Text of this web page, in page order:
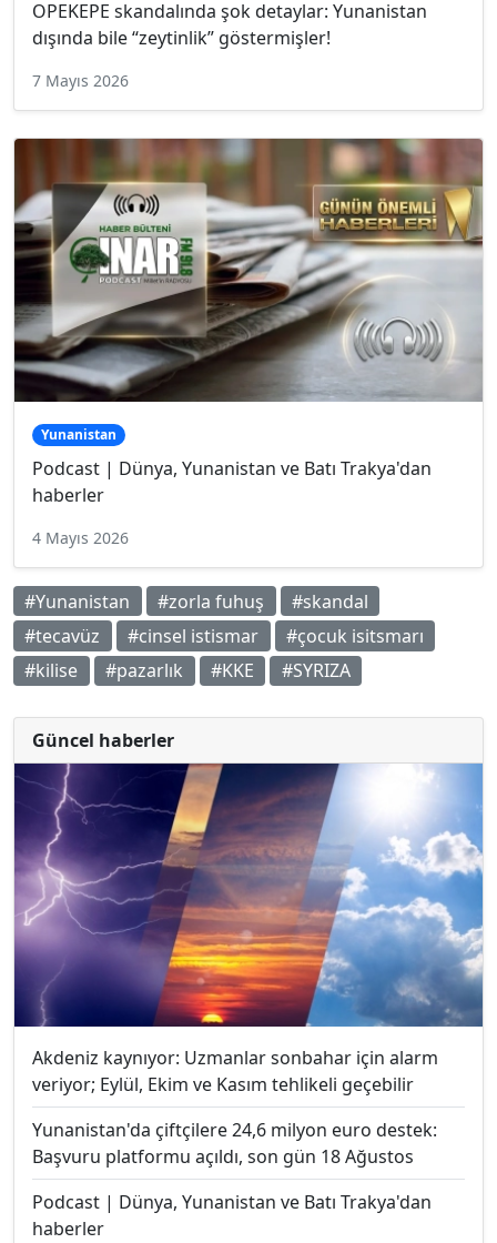
OPEKEPE skandalında şok detaylar: Yunanistan
dışında bile “zeytinlik” göstermişler!
7 Mayıs 2026
Yunanistan
Podcast | Dünya, Yunanistan ve Batı Trakya'dan
haberler
4 Mayıs 2026
#Yunanistan #zorla fuhuş
#skandal
#tecavüz
#cinsel istismar
#çocuk isitsmarı
#kilise
#pazarlık #KKE #SYRIZA
Güncel haberler
Akdeniz kaynıyor: Uzmanlar sonbahar için alarm
veriyor; Eylül, Ekim ve Kasım tehlikeli geçebilir
Yunanistan'da çiftçilere 24,6 milyon euro destek:
Başvuru platformu açıldı, son gün 18 Ağustos
Podcast | Dünya, Yunanistan ve Batı Trakya'dan
haberler